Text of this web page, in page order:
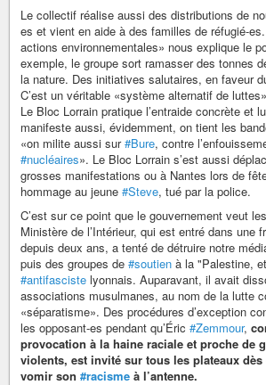
Le collectif réalise aussi des distributions de
es et vient en aide à des familles de réfugié-
actions environnementales» nous explique le
exemple, le groupe sort ramasser des tonnes
la nature. Des initiatives salutaires, en faveur
C’est un véritable «système alternatif de
Le Bloc Lorrain pratique l’entraide concrète et
manifeste aussi, évidemment, on tient les
«on milite aussi sur#Bure, contre
#nucléaires». Le Bloc Lorrain s’est aussi
grosses manifestations ou à Nantes lors de
hommage au jeune #Steve, tué par la police.
C’est sur ce point que le gouvernement veut
Ministère de l’Intérieur, qui est entré dans une
depuis deux ans, a tenté de détruire notre
puis des groupes de #soutien à la "Palestine,
#antifasciste lyonnais. Auparavant, il avait
associations musulmanes, au nom de la lutte
«séparatisme». Des procédures d’exception
les opposant-es pendant qu’Éric #Zemmour,
provocation à la haine raciale et proche de
violents, est invité sur tous les plateaux dès
vomir son #racisme à l’antenne.